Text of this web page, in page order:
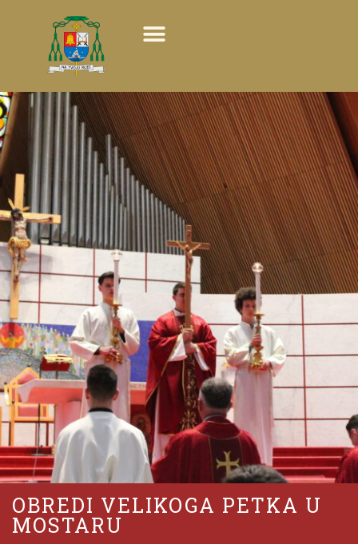
OBREDI VELIKOGA PETKA U
MOSTARU